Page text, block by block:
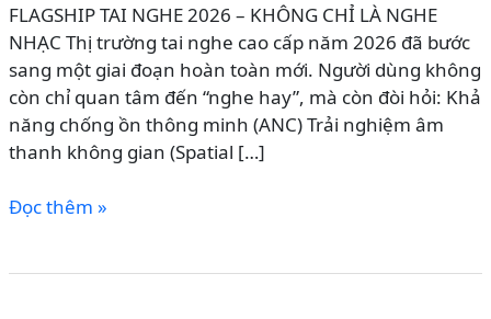
FLAGSHIP TAI NGHE 2026 – KHÔNG CHỈ LÀ NGHE
NHẠC Thị trường tai nghe cao cấp năm 2026 đã bước
sang một giai đoạn hoàn toàn mới. Người dùng không
còn chỉ quan tâm đến “nghe hay”, mà còn đòi hỏi: Khả
năng chống ồn thông minh (ANC) Trải nghiệm âm
thanh không gian (Spatial […]
So
Đọc thêm »